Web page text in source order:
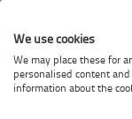
de
Empleo
Menú
principal
We use cookies
We may place these for
personalised content
information about the